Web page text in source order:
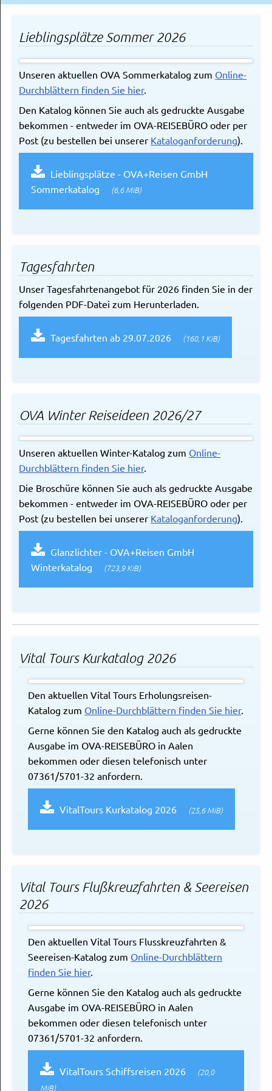
Lieblingsplätze Sommer 2026
Unseren aktuellen OVA Sommerkatalog zum Online-
Durchblättern finden Sie hier.
Den Katalog können Sie auch als gedruckte Ausgabe
bekommen - entweder im OVA-REISEBÜRO oder per
Post (zu bestellen bei unserer Kataloganforderung).
Lieblingsplätze - OVA+Reisen GmbH
Sommerkatalog
(6,6 MiB)
Tagesfahrten
Unser Tagesfahrtenangebot für 2026 finden Sie in der
folgenden PDF-Datei zum Herunterladen.
Tagesfahrten ab 29.07.2026 (160,1 KiB)
OVA Winter Reiseideen 2026/27
Unseren aktuellen Winter-Katalog zum Online-
Durchblättern finden Sie hier.
Die Broschüre können Sie auch als gedruckte Ausgabe
bekommen - entweder im OVA-REISEBÜRO oder per
Post (zu bestellen bei unserer Kataloganforderung).
Glanzlichter - OVA+Reisen GmbH
Winterkatalog
(723,9 KiB)
Vital Tours Kurkatalog 2026
Den aktuellen Vital Tours Erholungsreisen-
Katalog zum Online-Durchblättern finden Sie hier.
Gerne können Sie den Katalog auch als gedruckte
Ausgabe im OVA-REISEBÜRO in Aalen
bekommen oder diesen telefonisch unter
07361/5701-32 anfordern.
VitalTours Kurkatalog 2026 (25,6 MiB)
Vital Tours Flußkreuzfahrten & Seereisen
2026
Den aktuellen Vital Tours Flusskreuzfahrten &
Seereisen-Katalog zum Online-Durchblättern
finden Sie hier.
Gerne können Sie den Katalog auch als gedruckte
Ausgabe im OVA-REISEBÜRO in Aalen
bekommen oder diesen telefonisch unter
07361/5701-32 anfordern.
VitalTours Schiffsreisen 2026
(20,0
MiB)